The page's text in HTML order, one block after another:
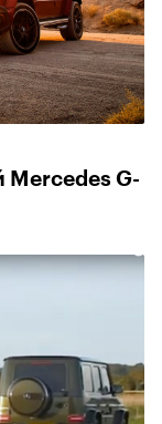
Mercedes G-